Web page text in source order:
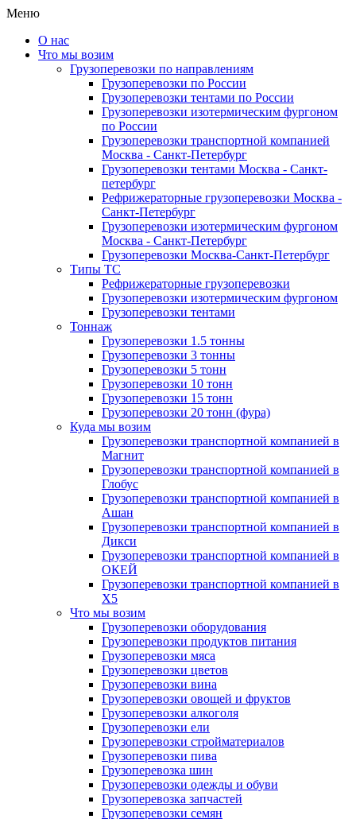
Меню
О нас
Что мы возим
Грузоперевозки по направлениям
Грузоперевозки по России
Грузоперевозки тентами по России
Грузоперевозки изотермическим фургоном
по России
Грузоперевозки транспортной компанией
Москва - Санкт-Петербург
Грузоперевозки тентами Москва - Санкт-
петербург
Рефрижераторные грузоперевозки Москва -
Санкт-Петербург
Грузоперевозки изотермическим фургоном
Москва - Санкт-Петербург
Грузоперевозки Москва-Санкт-Петербург
Типы ТС
Рефрижераторные грузоперевозки
Грузоперевозки изотермическим фургоном
Грузоперевозки тентами
Тоннаж
Грузоперевозки 1.5 тонны
Грузоперевозки 3 тонны
Грузоперевозки 5 тонн
Грузоперевозки 10 тонн
Грузоперевозки 15 тонн
Грузоперевозки 20 тонн (фура)
Куда мы возим
Грузоперевозки транспортной компанией в
Магнит
Грузоперевозки транспортной компанией в
Глобус
Грузоперевозки транспортной компанией в
Ашан
Грузоперевозки транспортной компанией в
Дикси
Грузоперевозки транспортной компанией в
ОКЕЙ
Грузоперевозки транспортной компанией в
X5
Что мы возим
Грузоперевозки оборудования
Грузоперевозки продуктов питания
Грузоперевозки мяса
Грузоперевозки цветов
Грузоперевозки вина
Грузоперевозки овощей и фруктов
Грузоперевозки алкоголя
Грузоперевозки ели
Грузоперевозки стройматериалов
Грузоперевозки пива
Грузоперевозка шин
Грузоперевозки одежды и обуви
Грузоперевозка запчастей
Грузоперевозки семян